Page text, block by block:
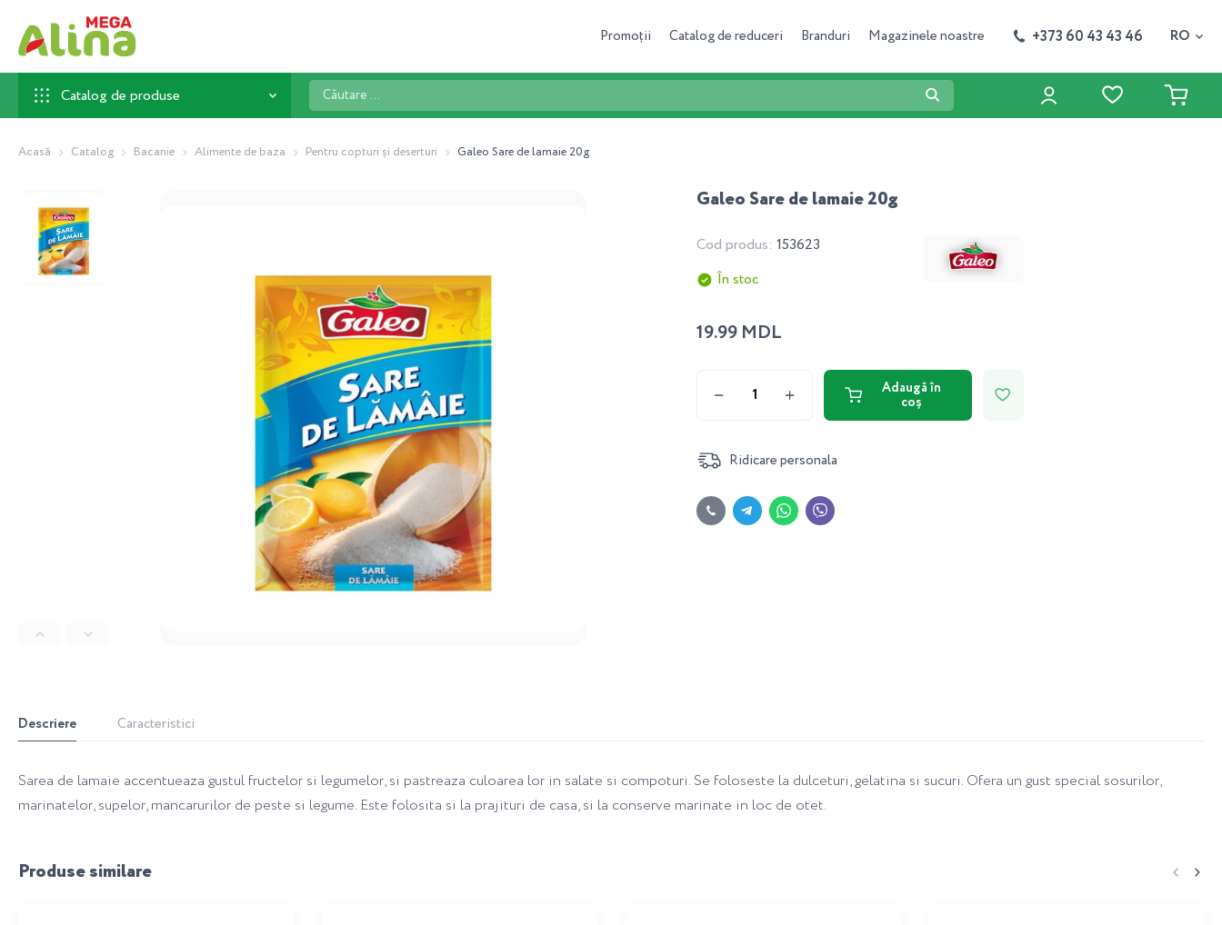
Promoții Catalog de reduceri Branduri Magazinele noastre +373 60 43 43 46 RO
Catalog de produse
Căutare
...
Acasă Catalog Bacanie Alimente de baza Pentru copturi și deserturi Galeo Sare de lamaie 20g
Galeo Sare de lamaie 20g
Cod produs: 153623
În stoc
19.99 MDL
Adaugă în
coș
Ridicare personala
Descriere Caracteristici
Sarea de lamaie accentueaza gustul fructelor si legumelor, si pastreaza culoarea lor in salate si compoturi. Se foloseste la dulceturi, gelatina si sucuri. Ofera un gust special sosurilor,
marinatelor, supelor, mancarurilor de peste si legume. Este folosita si la prajituri de casa, si la conserve marinate in loc de otet.
Produse similare